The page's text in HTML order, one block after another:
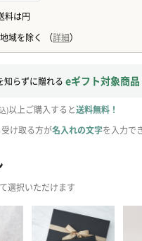
知らずに贈れる eギフト対象商品
)以上ご購入すると送料無料！
け取る方が名入れの文字を入力で
選択いただけます